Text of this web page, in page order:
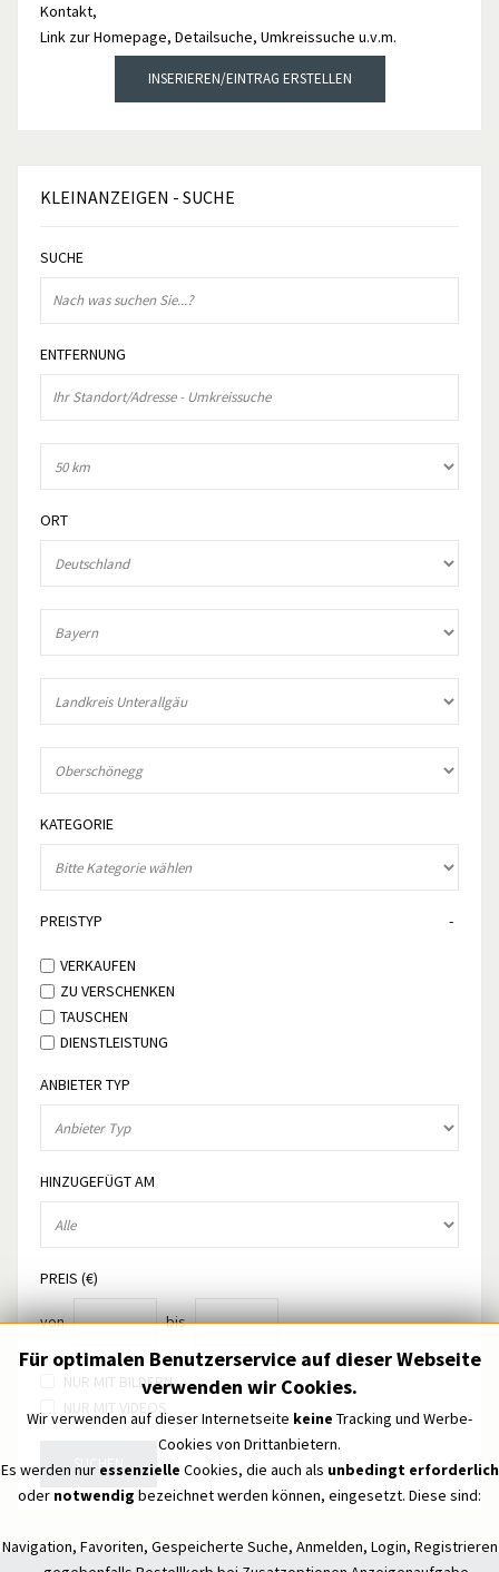
Kontakt,
Link zur Homepage, Detailsuche, Umkreissuche u.v.m.
INSERIEREN/EINTRAG ERSTELLEN
KLEINANZEIGEN - SUCHE
SUCHE
ENTFERNUNG
ORT
KATEGORIE
PREISTYP
VERKAUFEN
ZU VERSCHENKEN
TAUSCHEN
DIENSTLEISTUNG
ANBIETER TYP
HINZUGEFÜGT AM
PREIS (€)
von bis
NUR MIT BILDERN
NUR MIT VIDEOS
SUCHEN
Für optimalen Benutzerservice auf dieser Webseite
verwenden wir Cookies.
Wir verwenden auf dieser Internetseite keine Tracking und Werbe-
Cookies von Drittanbietern.
Es werden nur essenzielle Cookies, die auch als unbedingt erforderlich
oder notwendig bezeichnet werden können, eingesetzt. Diese sind:
Navigation, Favoriten, Gespeicherte Suche, Anmelden, Login, Registrieren